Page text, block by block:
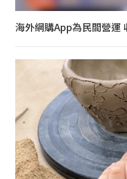
海外網購App為民間營運